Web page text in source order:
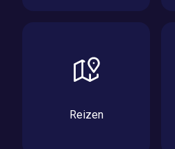
Reizen